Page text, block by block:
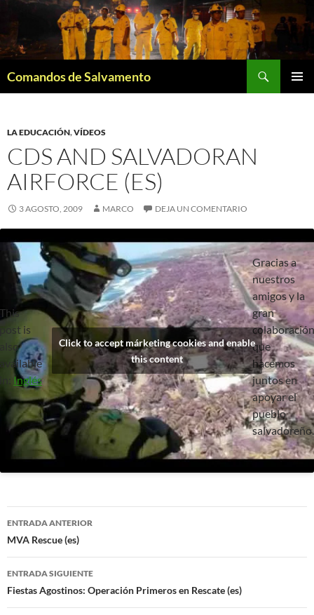
Saltar
contenido
Comandos de Salvamento
LA EDUCACIÓN,VÍDEOS
CDS AND SALVADORAN
AIRFORCE (ES)
3 AGOSTO, 2009 MARCO DEJA UN COMENTARIO
This
post is
also
available
Inglés
Gracias a
nuestros
amigos y la
gran
colaboración
que
hacemos
juntos en
apoyar el
pueblo
salvadoreño.
Click to accept márketing cookies and enable
this content
Navegación
de
entradas
ENTRADA ANTERIOR
MVA Rescue (es)
ENTRADA SIGUIENTE
Fiestas Agostinos: Operación Primeros en Rescate (es)